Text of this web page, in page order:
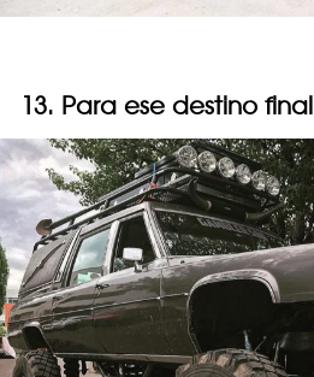
13. Para ese destino final